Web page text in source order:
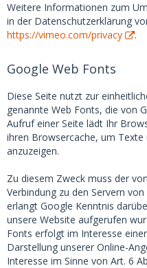
Weitere Informationen zum
in der Datenschutzerklärung
https://vimeo.com/privacy
.
Google Web Fonts
Diese Seite nutzt zur
genannte Web Fonts, die von
Aufruf einer Seite lädt Ihr
ihren Browsercache, um
anzuzeigen.
Zu diesem Zweck muss der
Verbindung zu den Servern
erlangt Google Kenntnis
unsere Website aufgerufen
Fonts erfolgt im Interesse
Darstellung unserer Online-
Interesse im Sinne von Art. 6